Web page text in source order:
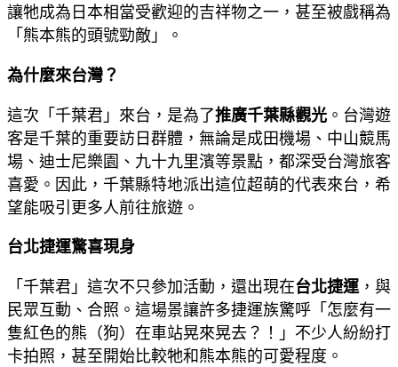
讓牠成為日本相當受歡迎的吉祥物之一，甚至被戲稱為
「熊本熊的頭號勁敵」。
為什麼來台灣？
這次「千葉君」來台，是為了推廣千葉縣觀光 。台灣遊
客是千葉的重要訪日群體，無論是成田機場、中山競馬
場、迪士尼樂園、九十九里濱等景點，都深受台灣旅客
喜愛。因此，千葉縣特地派出這位超萌的代表來台，希
望能吸引更多人前往旅遊。
台北捷運驚喜現身
「千葉君」這次不只參加活動，還出現在台北捷運，與
民眾互動、合照。這場景讓許多捷運族驚呼「怎麼有一
隻紅色的熊（狗）在車站晃來晃去？！」不少人紛紛打
卡拍照，甚至開始比較牠和熊本熊的可愛程度。